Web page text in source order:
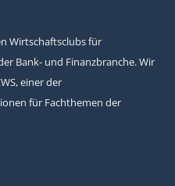
Wirtschaftsclubs für
Bank- und Finanzbranche. Wir
einer der
für Fachthemen der